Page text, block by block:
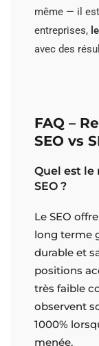
même — il
entreprises,
avec des
FAQ –
SEO vs
Quel est
SEO ?
Le SEO
long terme
durable et
positions
très faible
observent
1000%
menée.